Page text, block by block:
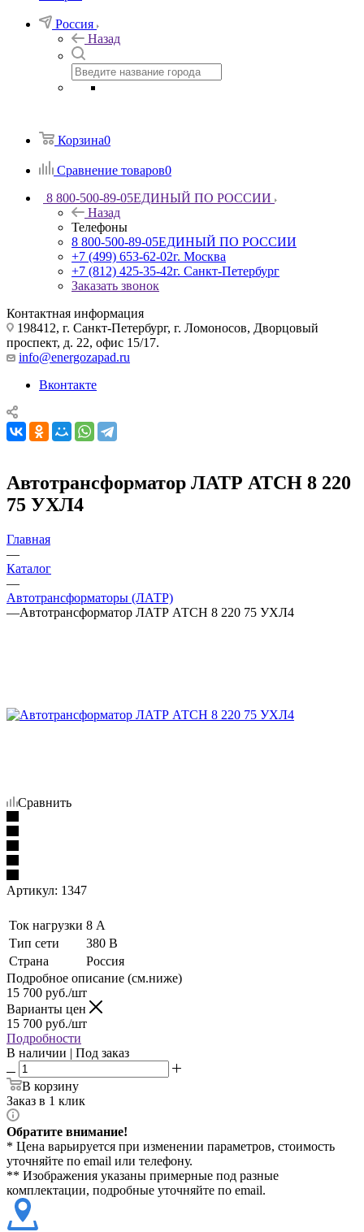
Россия
Назад
Корзина0
Сравнение товаров0
8 800-500-89-05ЕДИНЫЙ ПО РОССИИ
Назад
Телефоны
8 800-500-89-05ЕДИНЫЙ ПО РОССИИ
+7 (499) 653-62-02г. Москва
+7 (812) 425-35-42г. Санкт-Петербург
Заказать звонок
Контактная информация
198412, г. Санкт-Петербург, г. Ломоносов, Дворцовый
проспект, д. 22, офис 15/17.
info@energozapad.ru
Вконтакте
Автотрансформатор ЛАТР АТСН 8 220
75 УХЛ4
Главная
—
Каталог
—
Автотрансформаторы (ЛАТР)
—Автотрансформатор ЛАТР АТСН 8 220 75 УХЛ4
Сравнить
Артикул: 1347
Ток нагрузки 8 А
Тип сети
380 В
Страна
Россия
Подробное описание (см.ниже)
15 700 руб./шт
Варианты цен
15 700 руб./шт
Подробности
В наличии | Под заказ
В корзину
Заказ в 1 клик
Обратите внимание!
* Цена варьируется при изменении параметров, стоимость
уточняйте по email или телефону.
** Изображения указаны примерные под разные
комплектации, подробные уточняйте по email.